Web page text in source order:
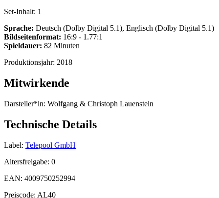
Set-Inhalt: 1
Sprache: Deutsch (Dolby Digital 5.1), Englisch (Dolby Digital 5.1)
Bildseitenformat: 16:9 - 1.77:1
Spieldauer: 82 Minuten
Produktionsjahr: 2018
Mitwirkende
Darsteller*in: Wolfgang & Christoph Lauenstein
Technische Details
Label: Telepool GmbH
Altersfreigabe: 0
EAN: 4009750252994
Preiscode: AL40